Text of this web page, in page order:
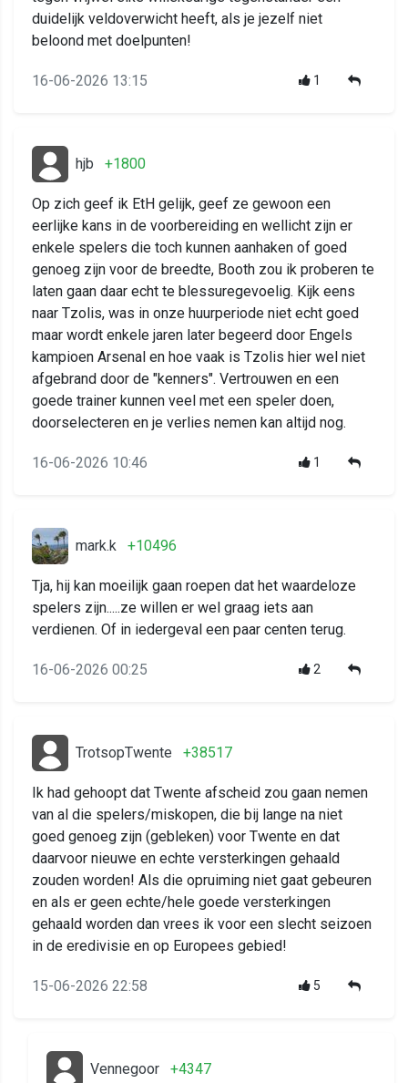
duidelijk veldoverwicht heeft, als je jezelf niet
beloond met doelpunten!
16-06-2026 13:15 1
hjb +1800
Op zich geef ik EtH gelijk, geef ze gewoon een
eerlijke kans in de voorbereiding en wellicht zijn er
enkele spelers die toch kunnen aanhaken of goed
genoeg zijn voor de breedte, Booth zou ik proberen te
laten gaan daar echt te blessuregevoelig. Kijk eens
naar Tzolis, was in onze huurperiode niet echt goed
maar wordt enkele jaren later begeerd door Engels
kampioen Arsenal en hoe vaak is Tzolis hier wel niet
afgebrand door de "kenners". Vertrouwen en een
goede trainer kunnen veel met een speler doen,
doorselecteren en je verlies nemen kan altijd nog.
16-06-2026 10:46 1
mark.k +10496
Tja, hij kan moeilijk gaan roepen dat het waardeloze
spelers zijn.....ze willen er wel graag iets aan
verdienen. Of in iedergeval een paar centen terug.
16-06-2026 00:25 2
TrotsopTwente +38517
Ik had gehoopt dat Twente afscheid zou gaan nemen
van al die spelers/miskopen, die bij lange na niet
goed genoeg zijn (gebleken) voor Twente en dat
daarvoor nieuwe en echte versterkingen gehaald
zouden worden! Als die opruiming niet gaat gebeuren
en als er geen echte/hele goede versterkingen
gehaald worden dan vrees ik voor een slecht seizoen
in de eredivisie en op Europees gebied!
15-06-2026 22:58 5
Vennegoor +4347